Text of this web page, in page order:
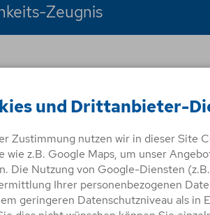
Zeugnis
und Drittanbieter-
Zustimmung nutzen wir in dieser Site
wie z.B. Google Maps, um unser
Die Nutzung von Google-Diensten
Ihrer personenbezogenen
geringeren Datenschutzniveau als in